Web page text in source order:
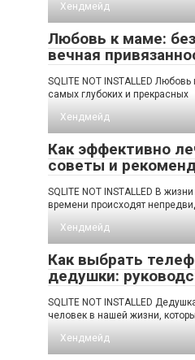
Хендмейд
Любовь к маме:
вечная
SQLITE NOT INSTALLED
самых глубоких и прекрасных
Хендмейд
Как эффективно
советы и
SQLITE NOT INSTALLED В
времени происходят
Хендмейд
Как выбрать
дедушки:
SQLITE NOT INSTALLED
человек в нашей жизни,
Хендмейд